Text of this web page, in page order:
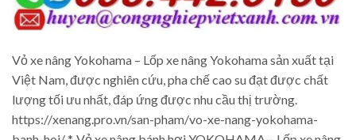
Vỏ xe nâng Yokohama – Lốp xe nâng Yokohama sản xuất tại
Việt Nam, được nghiên cứu, pha chế cao su đạt được chất
lượng tối ưu nhất, đáp ứng được nhu cầu thị trường.
https://xenang.pro.vn/san-pham/vo-xe-nang-yokohama-